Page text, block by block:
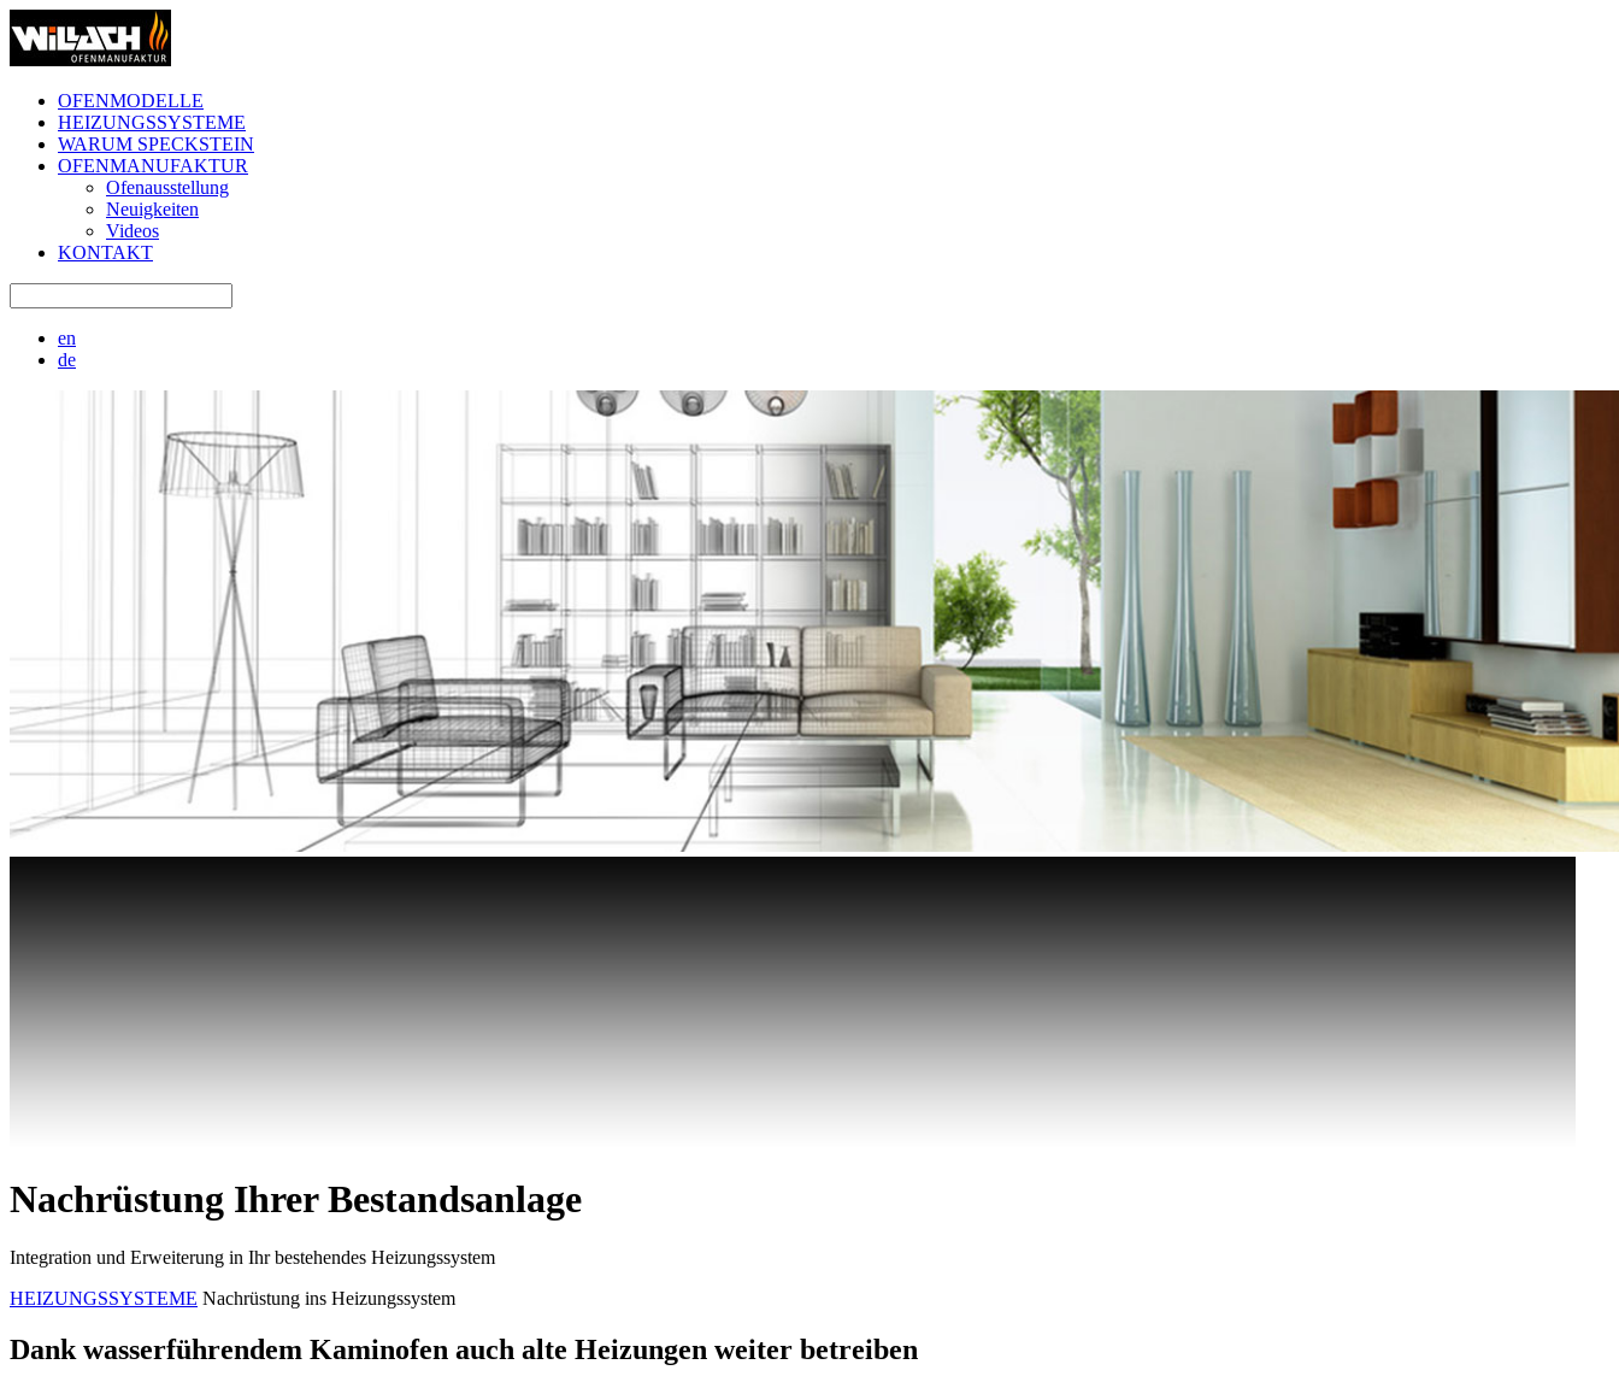
OFENMODELLE
HEIZUNGSSYSTEME
WARUM SPECKSTEIN
OFENMANUFAKTUR
Ofenausstellung
Neuigkeiten
Videos
KONTAKT
en
de
Nachrüstung Ihrer Bestandsanlage
Integration und Erweiterung in Ihr bestehendes Heizungssystem
HEIZUNGSSYSTEME Nachrüstung ins Heizungssystem
Dank wasserführendem Kaminofen auch alte Heizungen weiter betreiben